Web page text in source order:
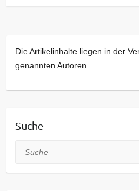
Wir von der
Sie sich bitte an uns.
Die Artikelinhalte liegen in der
genannten Autoren.
Suche
Suche